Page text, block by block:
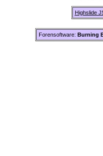
Highslide
Forensoftware: Burning